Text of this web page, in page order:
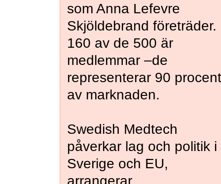
som Anna Lefevre
Skjöldebrand företräder.
160 av de 500 är
medlemmar –de
representerar 90 procent
av marknaden.
Swedish Medtech
påverkar lag och politik i
Sverige och EU,